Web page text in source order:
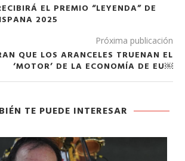
EL PREMIO “LEYENDA” DE
2025
Próxima publicación
QUE LOS ARANCELES TRUENAN EL
‘MOTOR’ DE LA ECONOMÍA DE EU￼
TE PUEDE INTERESAR